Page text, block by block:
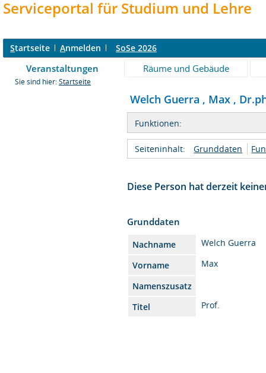
Serviceportal für Studium und Lehre
Startseite Anmelden SoSe 2026
Veranstaltungen Räume und Gebäude
Sie sind hier: Startseite
Welch Guerra , Max ,
Funktionen:
Seiteninhalt: Grunddaten
Diese Person hat derzeit
Grunddaten
Nachname
Welch Guerra
Vorname
Max
Namenszusatz
Titel
Prof.